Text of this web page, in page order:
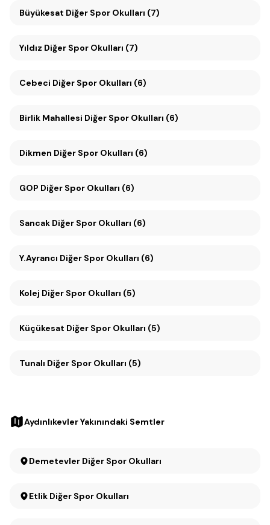
Büyükesat Diğer Spor Okulları (7)
Yıldız Diğer Spor Okulları (7)
Cebeci Diğer Spor Okulları (6)
Birlik Mahallesi Diğer Spor Okulları (6)
Dikmen Diğer Spor Okulları (6)
GOP Diğer Spor Okulları (6)
Sancak Diğer Spor Okulları (6)
Y.Ayrancı Diğer Spor Okulları (6)
Kolej Diğer Spor Okulları (5)
Küçükesat Diğer Spor Okulları (5)
Tunalı Diğer Spor Okulları (5)
Aydınlıkevler Yakınındaki Semtler
Demetevler Diğer Spor Okulları
Etlik Diğer Spor Okulları